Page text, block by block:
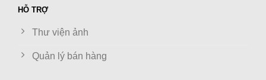
HỖ TRỢ
Thư viện ảnh
Quản lý bán hàng